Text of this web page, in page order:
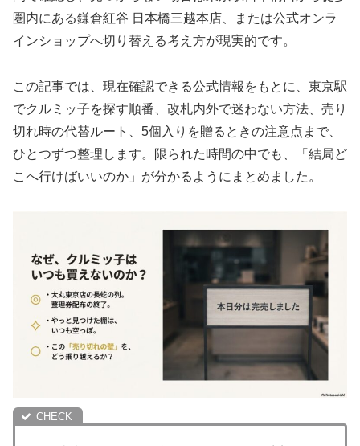
圏内にある鎌倉紅谷 日本橋三越本店、または公式オンラ
インショップへ切り替える考え方が現実的です。
この記事では、現在確認できる公式情報をもとに、東京駅
でクルミッ子を探す順番、改札内外で迷わない方法、売り
切れ時の代替ルート、5個入りを贈るときの注意点まで、
ひとつずつ整理します。限られた時間の中でも、「結局ど
こへ行けばいいのか」が分かるようにまとめました。